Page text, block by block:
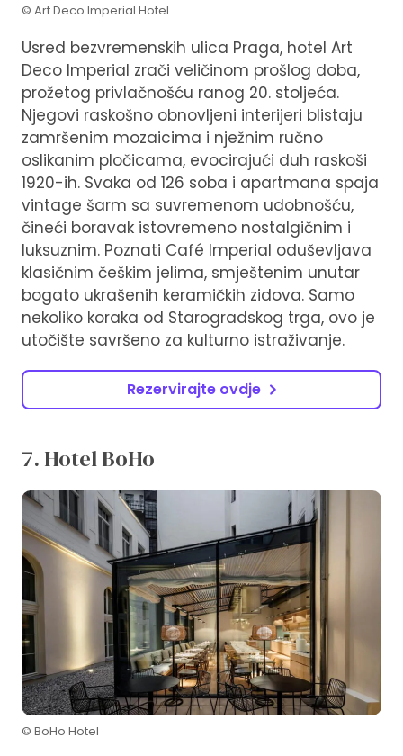
© Art Deco Imperial Hotel
Usred bezvremenskih ulica Praga, hotel Art
Deco Imperial zrači veličinom prošlog doba,
prožetog privlačnošću ranog 20. stoljeća.
Njegovi raskošno obnovljeni interijeri blistaju
zamršenim mozaicima i nježnim ručno
oslikanim pločicama, evocirajući duh raskoši
1920-ih. Svaka od 126 soba i apartmana spaja
vintage šarm sa suvremenom udobnošću,
čineći boravak istovremeno nostalgičnim i
luksuznim. Poznati Café Imperial oduševljava
klasičnim češkim jelima, smještenim unutar
bogato ukrašenih keramičkih zidova. Samo
nekoliko koraka od Starogradskog trga, ovo je
utočište savršeno za kulturno istraživanje.
Rezervirajte ovdje
7. Hotel BoHo
© BoHo Hotel